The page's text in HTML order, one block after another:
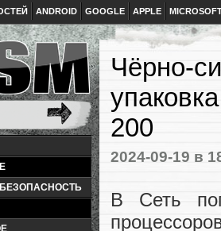
ANDROID GOOGLE APPLE
Чёрно-
200
2024-09-19 в
В Сеть